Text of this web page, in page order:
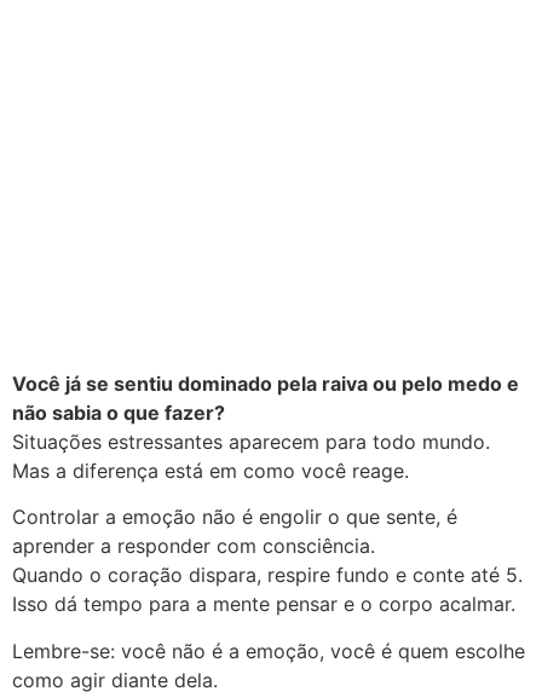
Você já se sentiu dominado pela raiva ou pelo medo e
não sabia o que fazer?
Situações estressantes aparecem para todo mundo.
Mas a diferença está em como você reage.
Controlar a emoção não é engolir o que sente, é
aprender a responder com consciência.
Quando o coração dispara, respire fundo e conte até 5.
Isso dá tempo para a mente pensar e o corpo acalmar.
Lembre-se: você não é a emoção, você é quem escolhe
como agir diante dela.